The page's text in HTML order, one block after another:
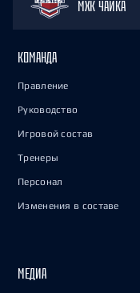
МХК ЧАЙКА
КОМАНДА
Правление
Руководство
Игровой состав
Тренеры
Персонал
Изменения в составе
МЕДИА